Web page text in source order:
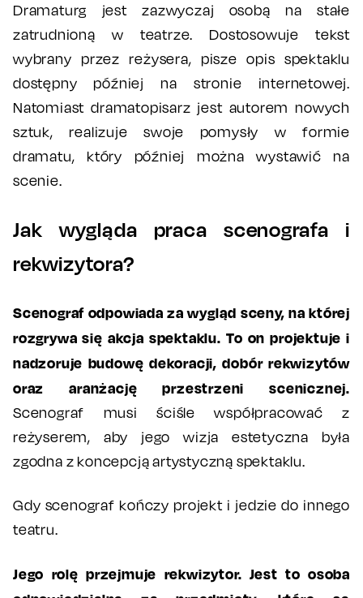
Dramaturg jest zazwyczaj osobą na stałe
zatrudnioną w teatrze. Dostosowuje tekst
wybrany przez reżysera, pisze opis spektaklu
dostępny później na stronie internetowej.
Natomiast dramatopisarz jest autorem nowych
sztuk, realizuje swoje pomysły w formie
dramatu, który później można wystawić na
scenie.
Jak wygląda praca scenografa i
rekwizytora?
Scenograf odpowiada za wygląd sceny, na której
rozgrywa się akcja spektaklu. To on projektuje i
nadzoruje budowę dekoracji, dobór rekwizytów
oraz aranżację przestrzeni scenicznej.
Scenograf musi ściśle współpracować z
reżyserem, aby jego wizja estetyczna była
zgodna z koncepcją artystyczną spektaklu.
Gdy scenograf kończy projekt i jedzie do innego
teatru.
Jego rolę przejmuje rekwizytor. Jest to osoba